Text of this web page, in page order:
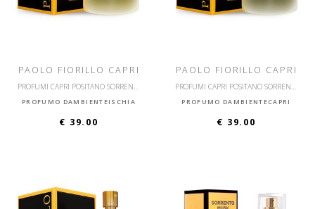
PAOLO FIORILLO CAPRI
PROFUMI CAPRI POSITANO SORRENTO ISCHIA ANACAPRI VESUVIUM
PROFUMO DAMBIENTEISCHIA
€ 39.00
PAOLO FIORILLO CAPRI
PROFUMI CAPRI POSITANO SORRENTO ISCHIA ANACAPRI VESUVIUM
PROFUMO DAMBIENTECAPRI
€ 39.00